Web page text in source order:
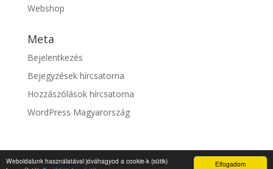
Elfogadom
Weboldalunk használatával jóváhagyod a cookie-k (sütik)
Webshop
Meta
Bejelentkezés
Bejegyzések hírcsatorna
Hozzászólások hírcsatorna
WordPress Magyarország